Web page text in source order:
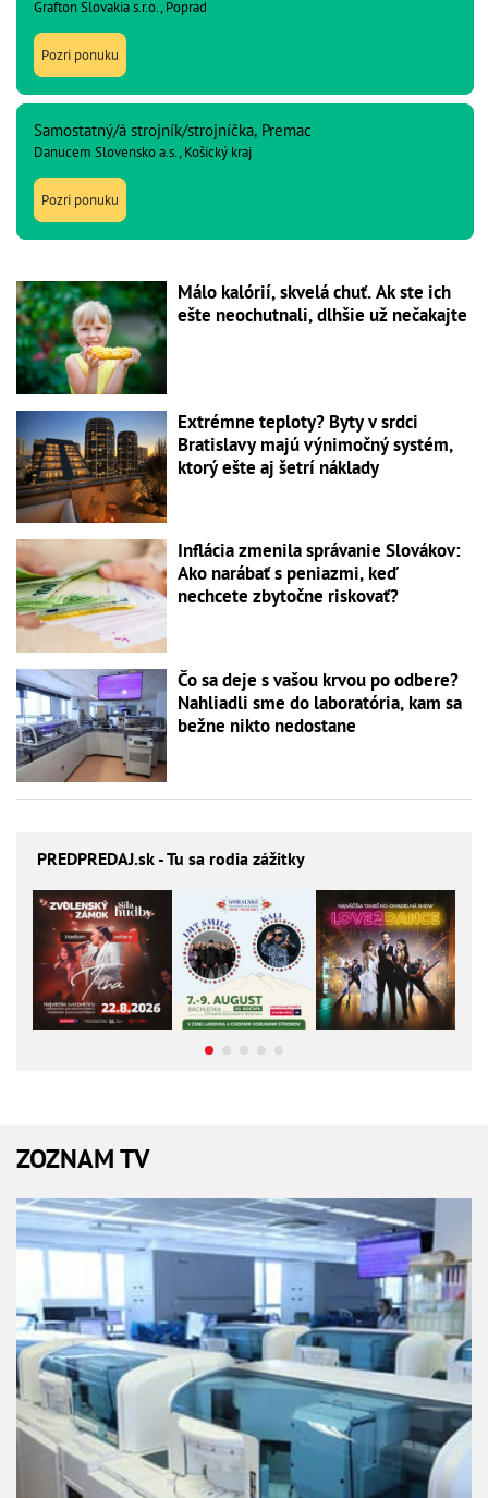
Grafton Slovakia s.r.o., Poprad
Pozri ponuku
Samostatný/á strojník/strojníčka, Premac
Danucem Slovensko a.s., Košický kraj
Pozri ponuku
Málo kalórií, skvelá chuť. Ak ste ich
ešte neochutnali, dlhšie už nečakajte
Extrémne teploty? Byty v srdci
Bratislavy majú výnimočný systém,
ktorý ešte aj šetrí náklady
Inflácia zmenila správanie Slovákov:
Ako narábať s peniazmi, keď
nechcete zbytočne riskovať?
Čo sa deje s vašou krvou po odbere?
Nahliadli sme do laboratória, kam sa
bežne nikto nedostane
PREDPREDAJ.sk - Tu sa rodia zážitky
ZOZNAM TV